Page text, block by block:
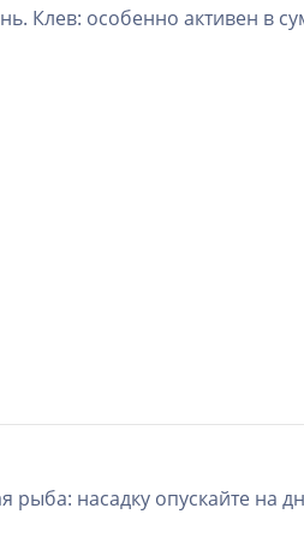
Клев: особенно активен в
насадку опускайте на